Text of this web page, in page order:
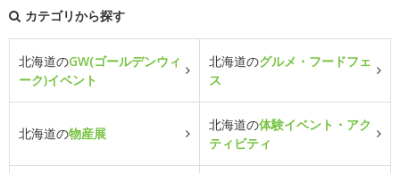
カテゴリから探す
北海道のGW(ゴールデンウィ
ーク)イベント
北海道のグルメ・フードフェ
ス
北海道の物産展
北海道の体験イベント・アク
ティビティ